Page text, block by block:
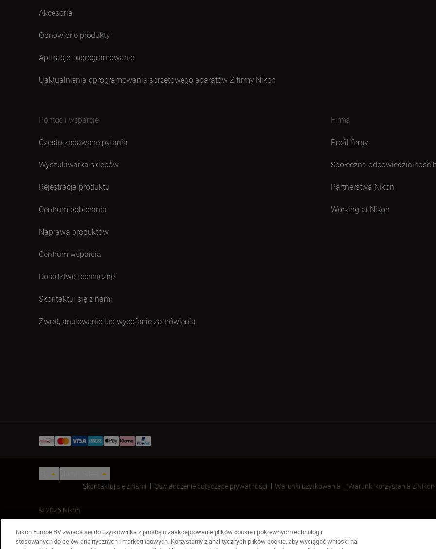
Akcesoria
Odnowione produkty
Aplikacje i oprogramowanie
Uaktualnienia oprogramowania sprzętowego aparatów Z firmy Nikon
Pomoc i wsparcie
Często zadawane pytania
Wyszukiwarka sklepów
Rejestracja produktu
Centrum pobierania
Naprawa produktów
Centrum wsparcia
Doradztwo techniczne
Skontaktuj się z nami
Zwrot, anulowanie lub wycofanie zamówienia
Firma
Profil firmy
Społeczna odpowiedzialność
Partnerstwa Nikon
Working at Nikon
Skontaktuj się z nami Oświadczenie dotyczące prywatności Warunki użytkowania Warunki korzystania z Nikon
© 2026 Nikon
Nikon Europe BV zwraca się do użytkownika z prośbą o zaakceptowanie plików cookie i pokrewnych technologii
stosowanych do celów analitycznych i marketingowych. Korzystamy z analitycznych plików cookie, aby wyciągać wnioski na